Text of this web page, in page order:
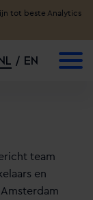
tot beste Analytics
EN
team
en